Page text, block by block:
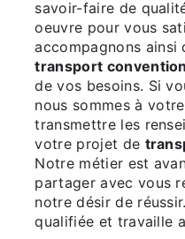
savoir-faire de
oeuvre pour vous
accompagnons
transport
de vos besoins. Si
nous sommes à
transmettre les
votre projet de
Notre métier est
partager avec vous
notre désir de
qualifiée et travaille